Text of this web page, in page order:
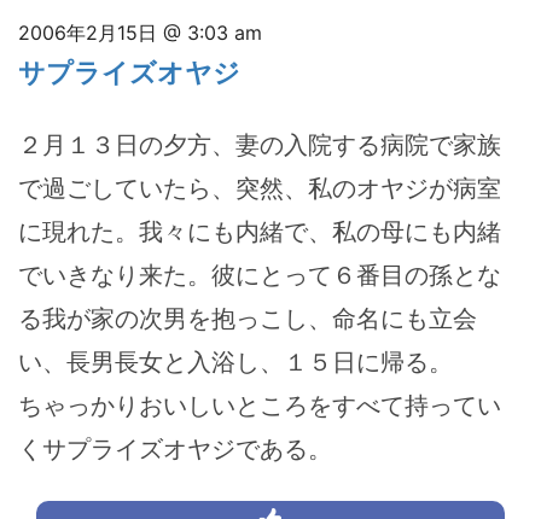
2006年2月15日 @ 3:03 am
サプライズオヤジ
２月１３日の夕方、妻の入院する病院で家族
で過ごしていたら、突然、私のオヤジが病室
に現れた。我々にも内緒で、私の母にも内緒
でいきなり来た。彼にとって６番目の孫とな
る我が家の次男を抱っこし、命名にも立会
い、長男長女と入浴し、１５日に帰る。
ちゃっかりおいしいところをすべて持ってい
くサプライズオヤジである。